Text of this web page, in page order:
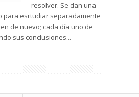
resolver. Se dan una
para esrtudiar separadamente
de nuevo; cada día uno de
sus conclusiones...